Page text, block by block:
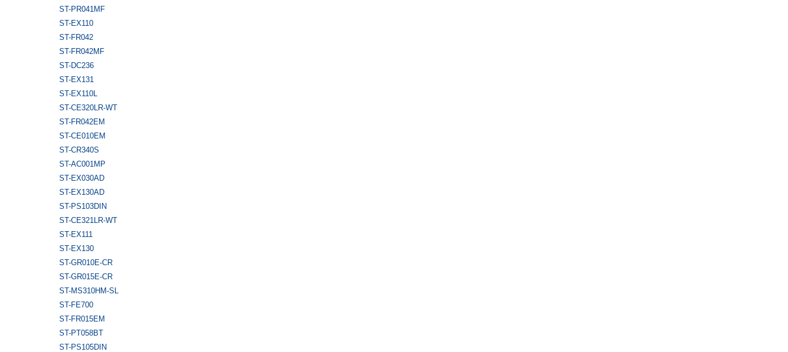
ST-PR041MF
ST-EX110
ST-FR042
ST-FR042MF
ST-DC236
ST-EX131
ST-EX110L
ST-CE320LR-WT
ST-FR042EM
ST-CE010EM
ST-CR340S
ST-AC001MP
ST-EX030AD
ST-EX130AD
ST-PS103DIN
ST-CE321LR-WT
ST-EX111
ST-EX130
ST-GR010E-CR
ST-GR015E-CR
ST-MS310HM-SL
ST-FE700
ST-FR015EM
ST-PT058BT
ST-PS105DIN